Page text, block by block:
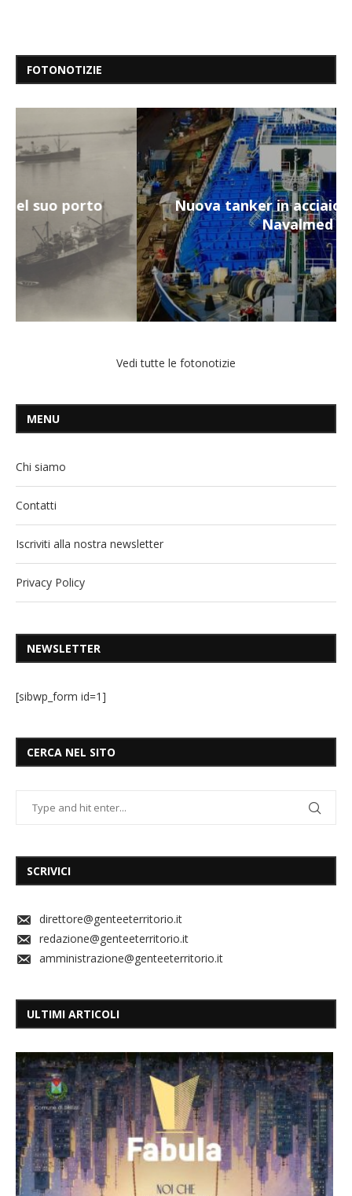
FOTONOTIZIE
Nuova tanker in acciaio inox per la
Navalmed
Vedi tutte le fotonotizie
MENU
Chi siamo
Contatti
Iscriviti alla nostra newsletter
Privacy Policy
NEWSLETTER
[sibwp_form id=1]
CERCA NEL SITO
SCRIVICI
direttore@genteeterritorio.it
redazione@genteeterritorio.it
amministrazione@genteeterritorio.it
ULTIMI ARTICOLI